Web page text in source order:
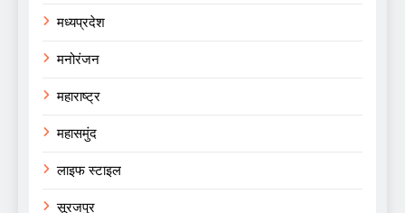
मध्यप्रदेश
मनोरंजन
महाराष्ट्र
महासमुंद
लाइफ स्टाइल
सूरजपुर